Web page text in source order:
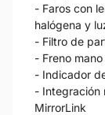
- Faros con
halógena y
- Filtro de
- Freno
- Indicador
- Integración
MirrorLink